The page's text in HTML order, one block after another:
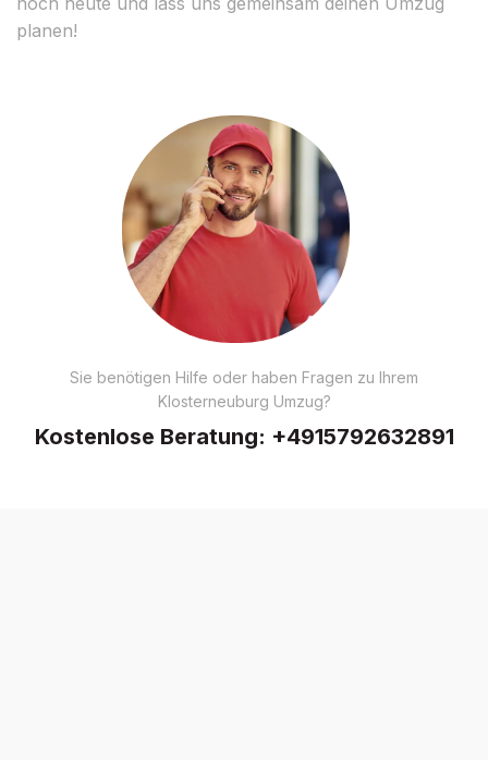
planen!
Sie benötigen Hilfe oder haben Fragen zu Ihrem
Klosterneuburg Umzug?
Kostenlose Beratung: +4915792632891